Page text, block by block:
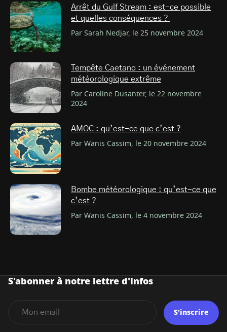
Arrêt du Gulf Stream : est-ce possible
et quelles conséquences ?
Par Sarah Nedjar, le 25 novembre 2024
Tempête Caetano : un événement
météorologique extrême
Par Caroline Dusanter, le 22 novembre
2024
AMOC : qu’est-ce que c’est ?
Par Wanis Cassim, le 20 novembre 2024
Bombe météorologique : qu’est-ce que
c’est ?
Par Wanis Cassim, le 4 novembre 2024
S'abonner à notre lettre d'infos
S'inscrire